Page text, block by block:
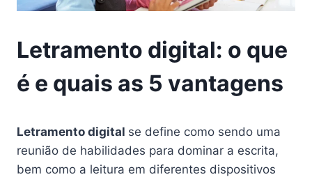
Letramento digital: o que
é e quais as 5 vantagens
Letramento digital se define como sendo uma
reunião de habilidades para dominar a escrita,
bem como a leitura em diferentes dispositivos